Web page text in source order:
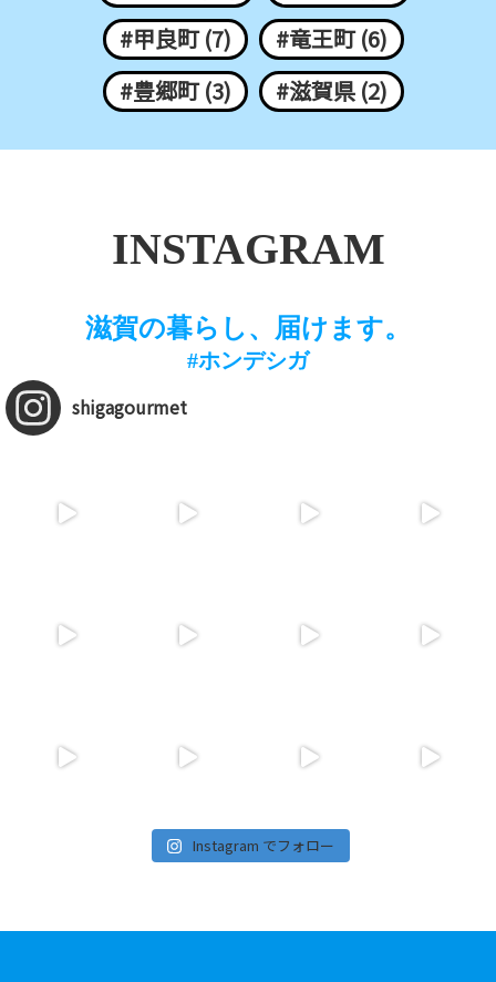
#甲良町 (7)
#竜王町 (6)
#豊郷町 (3)
#滋賀県 (2)
INSTAGRAM
滋賀の暮らし、届けます。
#ホンデシガ
shigagourmet
Instagram でフォロー